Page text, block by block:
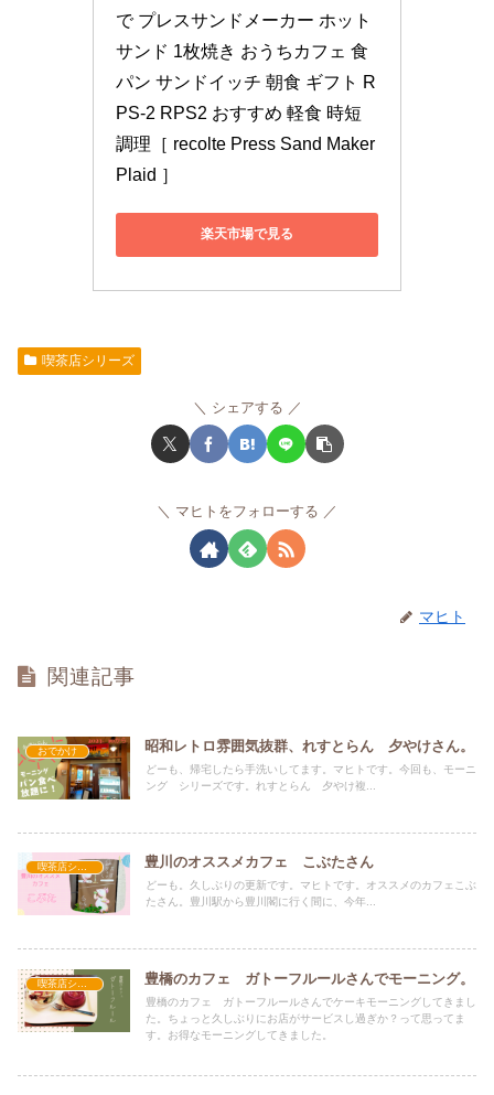
で プレスサンドメーカー ホット
サンド 1枚焼き おうちカフェ 食
パン サンドイッチ 朝食 ギフト R
PS-2 RPS2 おすすめ 軽食 時短
調理［ recolte Press Sand Maker
Plaid ］
楽天市場で見る
喫茶店シリーズ
シェアする
マヒトをフォローする
マヒト
関連記事
おでかけ 昭和レトロ雰囲気抜群、れすとらん 夕やけさん。
どーも、帰宅したら手洗いしてます。マヒトです。今回も、モーニ
ング シリーズです。れすとらん 夕やけ複...
喫茶店シリーズ 豊川のオススメカフェ こぶたさん
どーも。久しぶりの更新です。マヒトです。オススメのカフェこぶ
たさん。豊川駅から豊川閣に行く間に、今年...
喫茶店シリーズ 豊橋のカフェ ガトーフルールさんでモーニング。
豊橋のカフェ ガトーフルールさんでケーキモーニングしてきまし
た。ちょっと久しぶりにお店がサービスし過ぎか？って思ってま
す。お得なモーニングしてきました。